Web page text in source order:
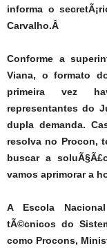
informa o
Carvalho.Â
Conforme a
Viana, o formato
primeira vez
representantes do
dupla demanda.
resolva no Procon,
buscar a
vamos aprimorar a
A Escola
tÃ©cnicos do
como Procons,